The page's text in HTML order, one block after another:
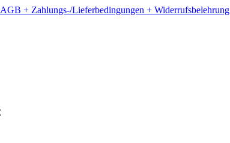
AGB + Zahlungs-/Lieferbedingungen + Widerrufsbelehrung